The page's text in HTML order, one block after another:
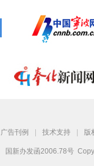
广告刊例 | 技术支持 | 版
国新办发函2006.78号